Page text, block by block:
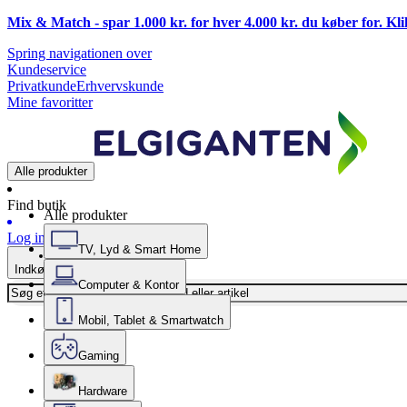
Mix & Match - spar 1.000 kr. for hver 4.000 kr. du køber for.
Spring navigationen over
Kundeservice
PrivatkundeErhvervskunde
Mine favoritter
Alle produkter
Find butik
Log ind
Indkøbskurv
Alle produkter
TV, Lyd & Smart Home
Computer & Kontor
Mobil, Tablet & Smartwatch
Gaming
Hardware